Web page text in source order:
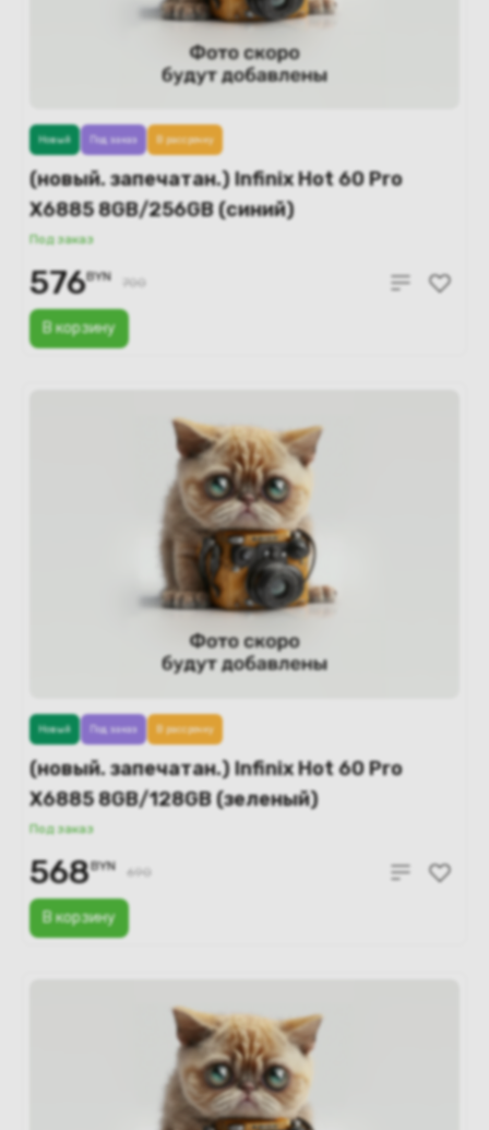
(новый. запечатан.) Infinix Hot 60 Pro
X6885 8GB/256GB (синий)
Под заказ
В корзину
Новый Под заказ В рассрочку
576BYN 700
(новый. запечатан.) Infinix Hot 60 Pro
X6885 8GB/128GB (зеленый)
Под заказ
В корзину
Новый Под заказ В рассрочку
568BYN 690